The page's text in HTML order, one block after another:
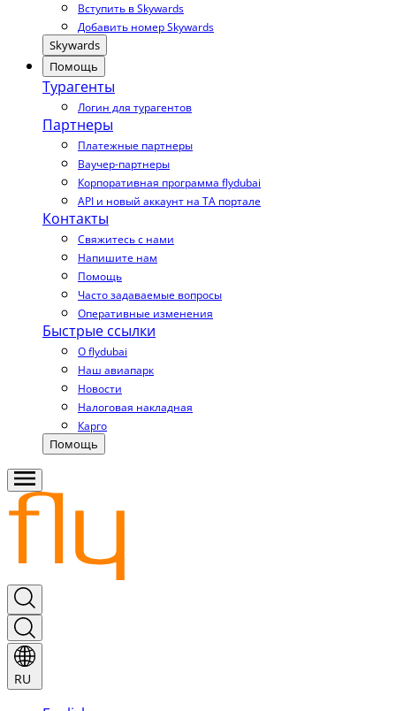
Вступить в Skywards
Добавить номер Skywards
Skywards
Помощь
Турагенты
Логин для турагентов
Партнеры
Платежные партнеры
Ваучер-партнеры
Корпоративная программа flydubai
API и новый аккаунт на TA портале
Контакты
Свяжитесь с нами
Напишите нам
Помощь
Часто задаваемые вопросы
Оперативные изменения
Быстрые ссылки
О flydubai
Наш авиапарк
Новости
Налоговая накладная
Карго
Помощь
RU